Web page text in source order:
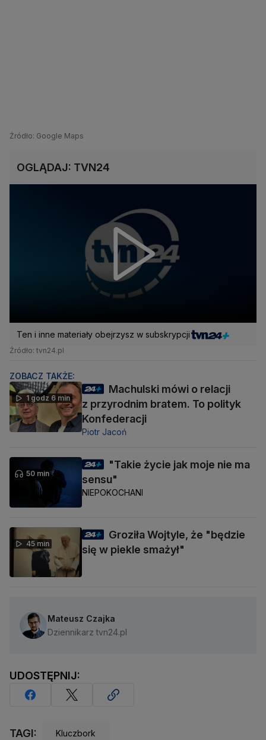
Źródło: Google Maps
OGLĄDAJ: TVN24
Ten i inne materiały obejrzysz w subskrypcji
Źródło: tvn24.pl
ZOBACZ TAKŻE:
1 godz 6 min
Machulski mówi o relacji
z przyrodnim bratem. To polityk
Konfederacji
Piotr Jacoń
50 min
"Takie życie jak moje nie ma
sensu"
NIEPOKOCHANI
45 min
Groziła Wojtyle, że "będzie
się w piekle smażył"
Mateusz Czajka
Dziennikarz tvn24.pl
UDOSTĘPNIJ:
TAGI: Kluczbork